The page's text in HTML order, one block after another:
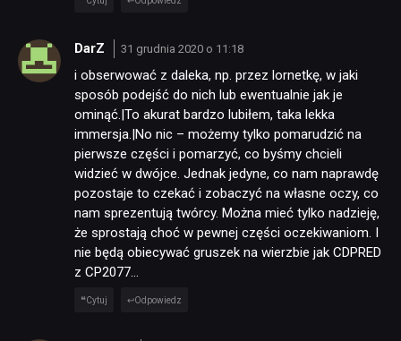
DarZ 31 grudnia 2020 o 11:18
i obserwować z daleka, np. przez lornetkę, w jaki
sposób podejść do nich lub ewentualnie jak je
ominąć.|To akurat bardzo lubiłem, taka lekka
immersja.|No nic – możemy tylko pomarudzić na
pierwsze części i pomarzyć, co byśmy chcieli
widzieć w dwójce. Jednak jedyne, co nam naprawdę
pozostaje to czekać i zobaczyć na własne oczy, co
nam sprezentują twórcy. Można mieć tylko nadzieję,
że sprostają choć w pewnej części oczekiwaniom. I
nie będą obiecywać gruszek na wierzbie jak CDPRED
z CP2077…
Cytuj Odpowiedz